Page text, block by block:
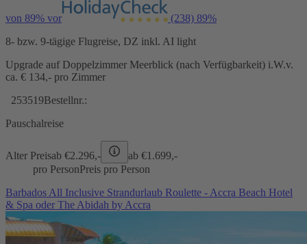
von 89% vor (238) 89%
8- bzw. 9-tägige Flugreise, DZ inkl. AI light
Upgrade auf Doppelzimmer Meerblick (nach Verfügbarkeit) i.W.v.
ca. € 134,- pro Zimmer
253519Bestellnr.:
Pauschalreise
Alter Preisab €2.296,- ab €1.699,-
pro PersonPreis pro Person
Barbados All Inclusive Strandurlaub Roulette - Accra Beach Hotel
& Spa oder The Abidah by Accra